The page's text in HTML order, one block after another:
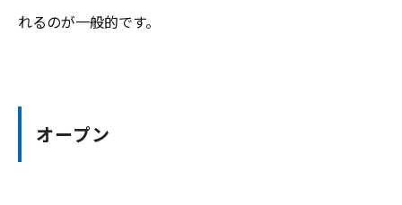
れるのが一般的です。
オープン